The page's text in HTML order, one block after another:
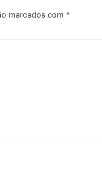
marcados com *